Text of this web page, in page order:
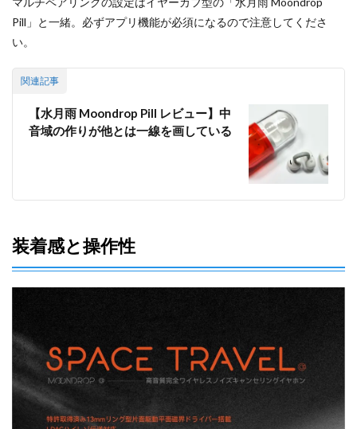
Pill」と一緒。必ずアプリ機能が必須になるので注意してくださ
い。
関連記事
【水月雨 Moondrop Pill レビュー】中
音域の作りが他とは一線を画している
装着感と操作性